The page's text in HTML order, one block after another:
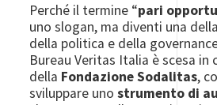
Perché il termine “pari
uno slogan, ma diventi una
della politica e della
Bureau Veritas Italia è scesa in
della Fondazione Sodalitas,
sviluppare unostrumento di